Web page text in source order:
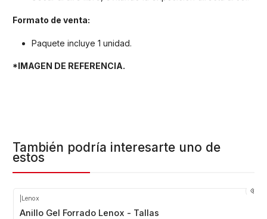
Formato de venta:
Paquete incluye 1 unidad.
*IMAGEN DE REFERENCIA.
También podría interesarte uno de
estos
Lenox
Anillo Gel Forrado Lenox - Tallas